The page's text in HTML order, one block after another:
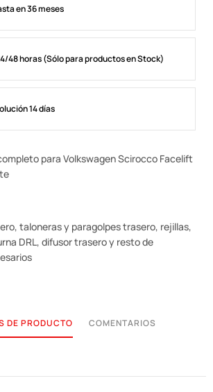
en 36 meses
48 horas (Sólo para productos en Stock)
14 días
para Volkswagen Scirocco Facelift
taloneras y paragolpes trasero, rejillas,
DRL, difusor trasero y resto de
DE PRODUCTO COMENTARIOS